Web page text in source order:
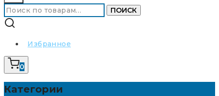
Искать: ПОИСК
Избранное
0
Категории